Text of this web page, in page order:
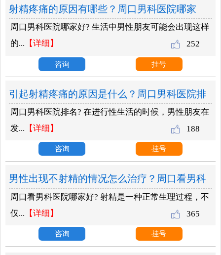
射精疼痛的原因有哪些？周口男科医院哪家
好？
252
周口男科医院哪家好? 生活中男性朋友可能会出现这样
的... 【详细】
咨询 挂号
引起射精疼痛的原因是什么？周口男科医院排
名？
188
周口男科医院排名? 在进行性生活的时候，男性朋友在
发... 【详细】
咨询 挂号
男性出现不射精的情况怎么治疗？周口看男科
医院哪家好？
365
周口看男科医院哪家好? 射精是一种正常生理过程，不
仅... 【详细】
咨询 挂号